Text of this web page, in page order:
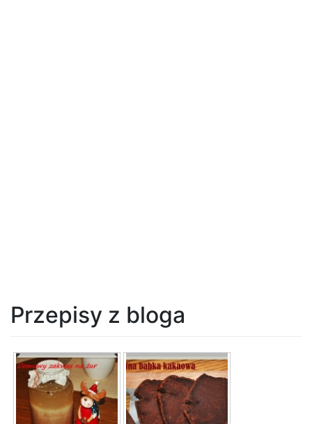
Przepisy z bloga